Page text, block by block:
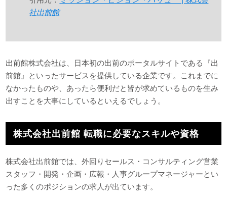
社出前館
出前館株式会社は、日本初の出前のポータルサイトである『出
前館』といったサービスを提供している企業です。これまでに
なかったものや、あったら便利だと皆が求めているものを生み
出すことを大事にしているといえるでしょう。
株式会社出前館 転職に必要なスキルや資格
株式会社出前館では、外回りセールス・コンサルティング営業
スタッフ・開発・企画・広報・人事グループマネージャーとい
った多くのポジションの求人が出ています。